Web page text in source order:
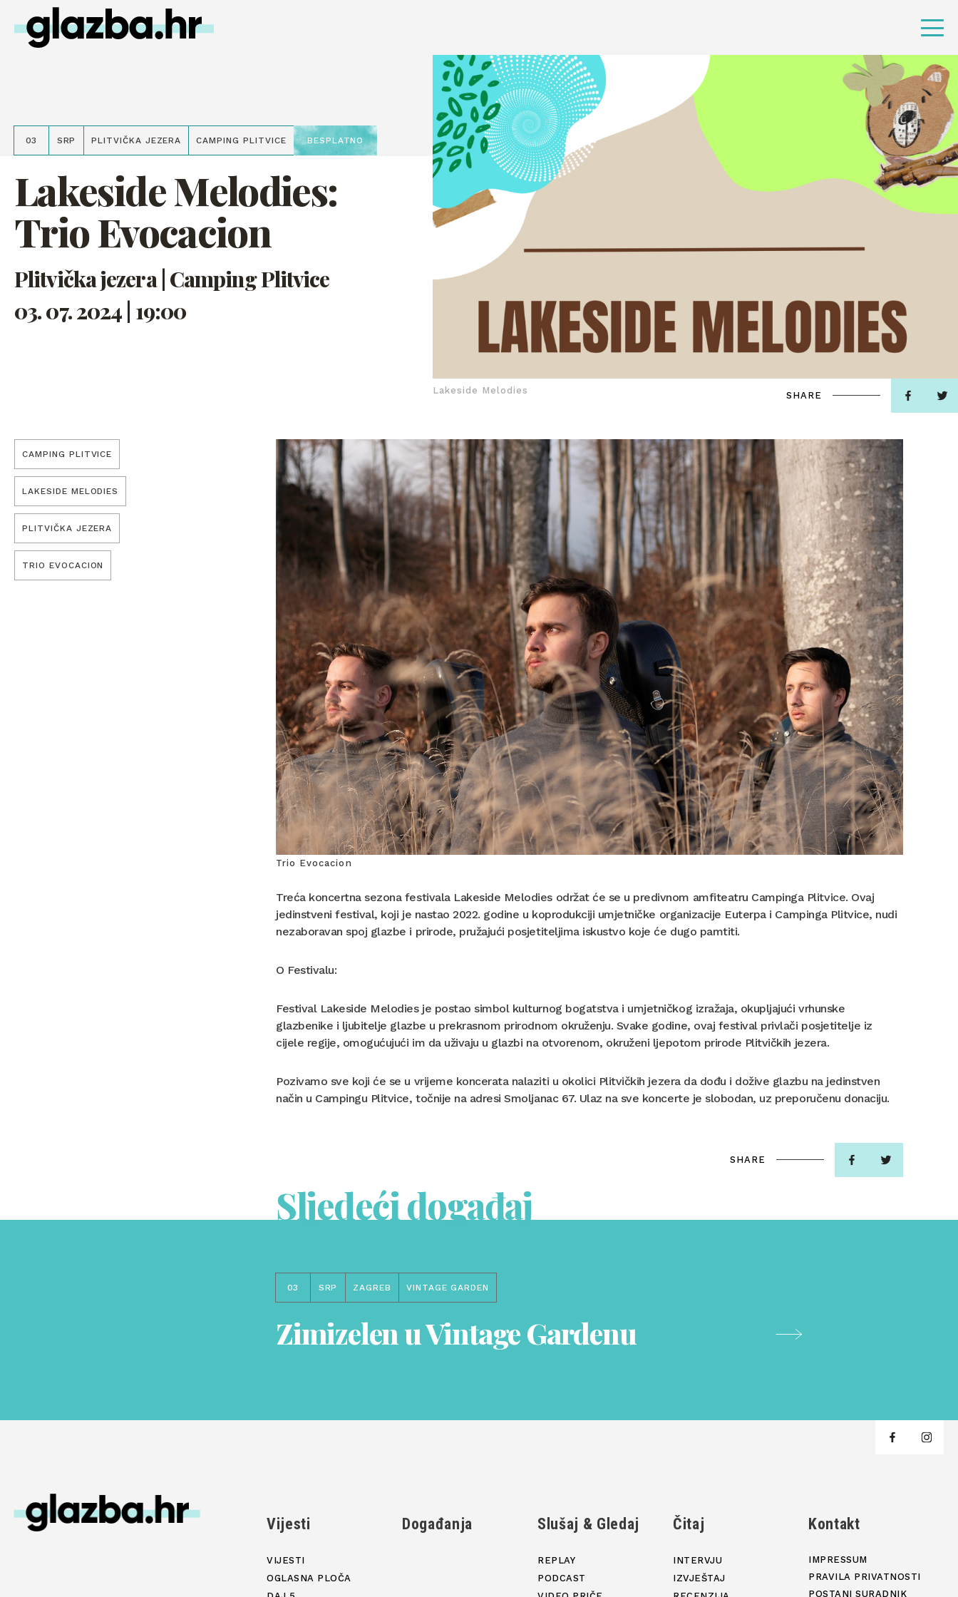
03 SRP PLITVIČKA JEZERA CAMPING PLITVICE BESPLATNO
Lakeside Melodies:
Trio Evocacion
Plitvička jezera | Camping Plitvice
03. 07. 2024 | 19:00
Lakeside Melodies SHARE
CAMPING PLITVICE
LAKESIDE MELODIES
PLITVIČKA JEZERA
TRIO EVOCACION
Trio Evocacion
Treća koncertna sezona festivala Lakeside Melodies održat će se u predivnom amfiteatru Campinga Plitvice. Ovaj
jedinstveni festival, koji je nastao 2022. godine u koprodukciji umjetničke organizacije Euterpa i Campinga Plitvice, nudi
nezaboravan spoj glazbe i prirode, pružajući posjetiteljima iskustvo koje će dugo pamtiti.
O Festivalu:
Festival Lakeside Melodies je postao simbol kulturnog bogatstva i umjetničkog izražaja, okupljajući vrhunske
glazbenike i ljubitelje glazbe u prekrasnom prirodnom okruženju. Svake godine, ovaj festival privlači posjetitelje iz
cijele regije, omogućujući im da uživaju u glazbi na otvorenom, okruženi ljepotom prirode Plitvičkih jezera.
Pozivamo sve koji će se u vrijeme koncerata nalaziti u okolici Plitvičkih jezera da dođu i dožive glazbu na jedinstven
način u Campingu Plitvice, točnije na adresi Smoljanac 67. Ulaz na sve koncerte je slobodan, uz preporučenu donaciju.
SHARE
Sljedeći događaj
03 SRP ZAGREB VINTAGE GARDEN
Zimizelen u Vintage Gardenu
Vijesti
VIJESTI
OGLASNA PLOČA
Događanja Slušaj & Gledaj
REPLAY
PODCAST
Čitaj
INTERVJU
IZVJEŠTAJ
Kontakt
IMPRESSUM
PRAVILA PRIVATNOSTI
POSTANI SURADNIK